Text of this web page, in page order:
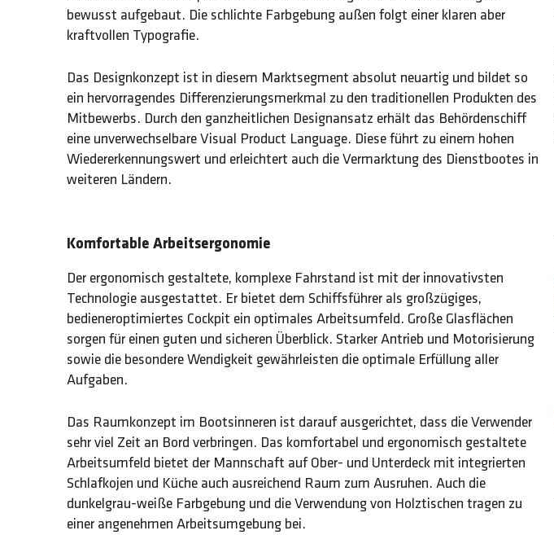
bewusst aufgebaut. Die schlichte Farbgebung außen folgt einer klaren aber
kraftvollen Typografie.
Das Designkonzept ist in diesem Marktsegment absolut neuartig und bildet so
ein hervorragendes Differenzierungsmerkmal zu den traditionellen Produkten des
Mitbewerbs. Durch den ganzheitlichen Designansatz erhält das Behördenschiff
eine unverwechselbare Visual Product Language. Diese führt zu einem hohen
Wiedererkennungswert und erleichtert auch die Vermarktung des Dienstbootes in
weiteren Ländern.
Komfortable Arbeitsergonomie
Der ergonomisch gestaltete, komplexe Fahrstand ist mit der innovativsten
Technologie ausgestattet. Er bietet dem Schiffsführer als großzügiges,
bedieneroptimiertes Cockpit ein optimales Arbeitsumfeld. Große Glasflächen
sorgen für einen guten und sicheren Überblick. Starker Antrieb und Motorisierung
sowie die besondere Wendigkeit gewährleisten die optimale Erfüllung aller
Aufgaben.
Das Raumkonzept im Bootsinneren ist darauf ausgerichtet, dass die Verwender
sehr viel Zeit an Bord verbringen. Das komfortabel und ergonomisch gestaltete
Arbeitsumfeld bietet der Mannschaft auf Ober- und Unterdeck mit integrierten
Schlafkojen und Küche auch ausreichend Raum zum Ausruhen. Auch die
dunkelgrau-weiße Farbgebung und die Verwendung von Holztischen tragen zu
einer angenehmen Arbeitsumgebung bei.